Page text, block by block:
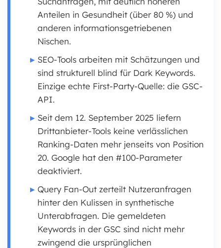
Anteilen in Gesundheit (über 80 %) und
anderen informationsgetriebenen
Nischen.
SEO-Tools arbeiten mit Schätzungen und
sind strukturell blind für Dark Keywords.
Einzige echte First-Party-Quelle: die GSC-
API.
Seit dem 12. September 2025 liefern
Drittanbieter-Tools keine verlässlichen
Ranking-Daten mehr jenseits von Position
20. Google hat den #100-Parameter
deaktiviert.
Query Fan-Out zerteilt Nutzeranfragen
hinter den Kulissen in synthetische
Unterabfragen. Die gemeldeten
Keywords in der GSC sind nicht mehr
zwingend die ursprünglichen